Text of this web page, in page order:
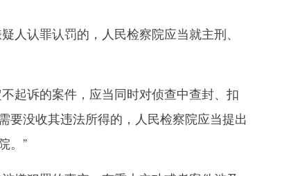
认罪认罚的，人民检察院应当就主刑、
起诉的案件，应当同时对侦查中查封、扣
要没收其违法所得的，人民检察院应当提出
。”